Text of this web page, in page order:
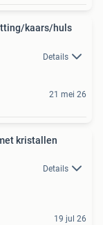
kaars/huls
Details
21 mei 26
kristallen
Details
19 jul 26